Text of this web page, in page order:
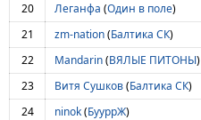
20
Леганфа (Один в поле)
21
zm-nation(Балтика СК)
22
Mandarin(ВЯЛЫЕ ПИТОНЫ)
23
Витя Сушков(Балтика СК)
24
ninok(БууррЖ)